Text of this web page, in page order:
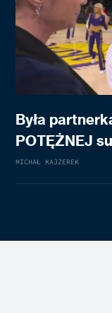
Była
POTĘŻNEJ
MICHAŁ KAJZEREK